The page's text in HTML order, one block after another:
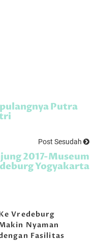
Putra
Post Sesudah
2017-Museum
Yogyakarta
Vredeburg
Nyaman
Fasilitas